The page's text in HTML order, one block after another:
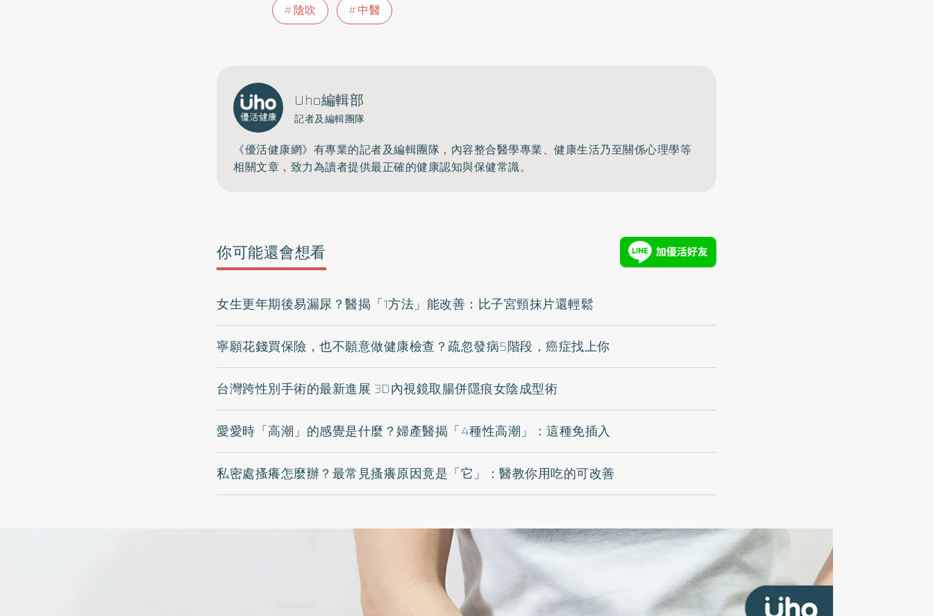
陰吹 中醫
Uho編輯部
記者及編輯團隊
《優活健康網》有專業的記者及編輯團隊，內容整合醫學專業、健康生活乃至關係心理學等
相關文章，致力為讀者提供最正確的健康認知與保健常識。
你可能還會想看
女生更年期後易漏尿？醫揭「1方法」能改善：比子宮頸抹片還輕鬆
寧願花錢買保險，也不願意做健康檢查？疏忽發病5階段，癌症找上你
台灣跨性別手術的最新進展 3D內視鏡取腸併隱痕女陰成型術
愛愛時「高潮」的感覺是什麼？婦產醫揭「4種性高潮」：這種免插入
私密處搔癢怎麼辦？最常見搔癢原因竟是「它」：醫教你用吃的可改善